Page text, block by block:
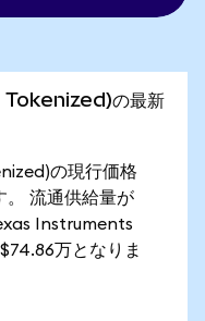
の最新
の現行価格
流通供給量が
Instruments
万となりま